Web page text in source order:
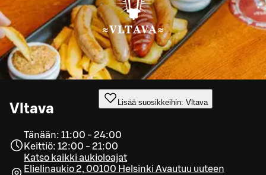
Vltava Lisää suosikkeihin: Vltava
Tänään: 11:00 - 24:00
Keittiö: 12:00 - 21:00
Katso kaikki aukioloajat
Elielinaukio 2, 00100 Helsinki Avautuu uuteen